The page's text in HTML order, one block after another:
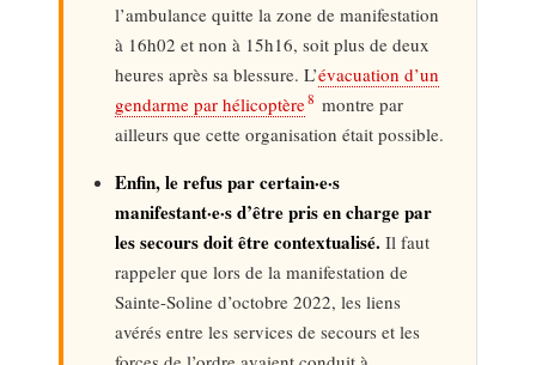
l’ambulance quitte la zone de manifestation
à 16h02 et non à 15h16, soit plus de deux
heures après sa blessure. L’évacuation d’un
gendarme par hélicoptère8 montre par
ailleurs que cette organisation était possible.
Enfin, le refus par certain·e·s
manifestant·e·s d’être pris en charge par
les secours doit être contextualisé. Il faut
rappeler que lors de la manifestation de
Sainte-Soline d’octobre 2022, les liens
avérés entre les services de secours et les